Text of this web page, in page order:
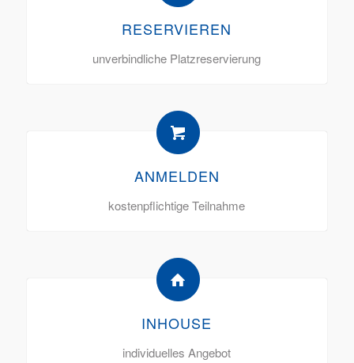
RESERVIEREN
unverbindliche Platzreservierung
ANMELDEN
kostenpflichtige Teilnahme
INHOUSE
individuelles Angebot